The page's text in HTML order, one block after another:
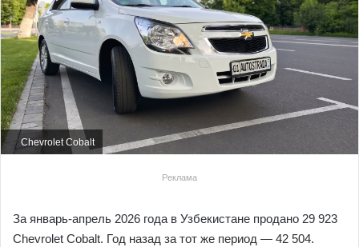
Chevrolet Cobalt
Реклама
За январь-апрель 2026 года в Узбекистане продано 29 923
Chevrolet Cobalt. Год назад за тот же период — 42 504.